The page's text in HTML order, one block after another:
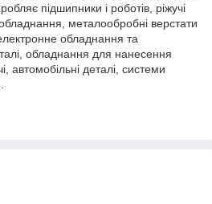
підшипники і роботів, ріжучі
обладнання, металообробні верстати
обладнання та
обладнання для нанесення
автомобільні деталі, системи